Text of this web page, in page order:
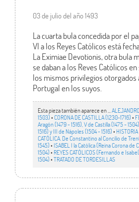
03 de julio del año 1493
La cuarta bula concedida por el
VI a los Reyes Católicos está
La Eximiae Devotionis, otra bula
se daban a los Reves Católicos
los mismos privilegios otorgados
Portugal en los suyos.
Esta pieza también aparece en ...
1503)•CORONA DE CASTILLA (1230-1716)•
Aragón (1479 - 1516), V de Castilla (1475 -
1516) y III de Nápoles (1504 - 1516)•
CATÓLICA. De Constantino al Concilio de
1545)• ISABEL I la Católica (Reina Corona de
1504)• REYES CATÓLICOS (Fernando e
1504)•TRATADO DE TORDESILLAS